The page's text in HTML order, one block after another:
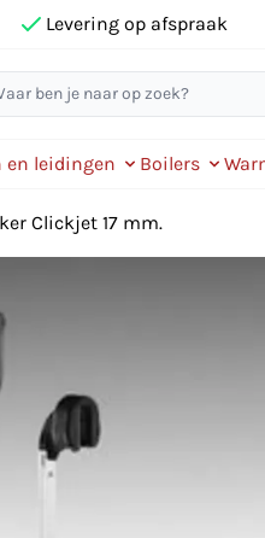
Levering op afspraak
en leidingen Boilers
Clickjet 17 mm.